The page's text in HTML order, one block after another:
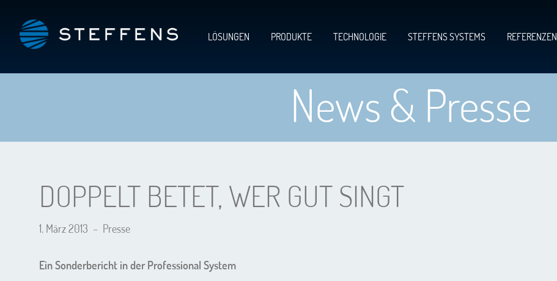
LÖSUNGEN PRODUKTE TECHNOLOGIE STEFFENS SYSTEMS REFERENZEN
News & Presse
DOPPELT BETET, WER GUT SINGT
1. März 2013 – Presse
Ein Sonderbericht in der Professional System